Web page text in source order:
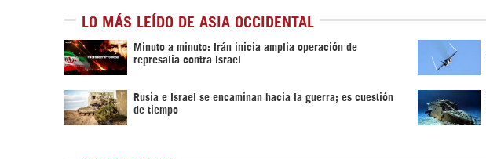
LO MÁS LEÍDO DE ASIA OCCIDENTAL
Minuto a minuto: Irán inicia amplia operación de
represalia contra Israel
Rusia e Israel se encaminan hacia la guerra; es cuestión
de tiempo